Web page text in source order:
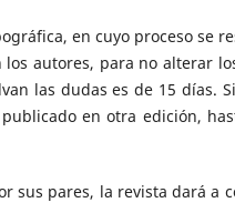
en cuyo proceso se
autores, para no alterar
las dudas es de 15 días.
en otra edición,
sus pares, la revista dará a